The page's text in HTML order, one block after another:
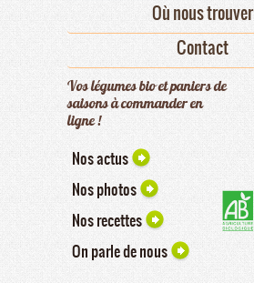
Où nous trouver
Contact
Vos légumes bio et paniers de
saisons à commander en
ligne !
Nos actus
Nos photos
Nos recettes
On parle de nous